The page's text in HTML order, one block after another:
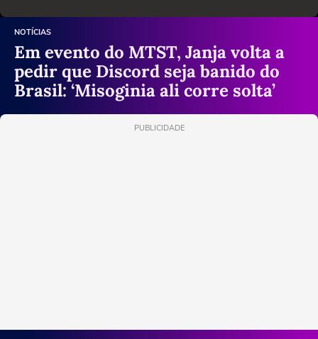
NOTÍCIAS
Em evento do MTST, Janja volta a
pedir que Discord seja banido do
Brasil: ‘Misoginia ali corre solta’
PUBLICIDADE